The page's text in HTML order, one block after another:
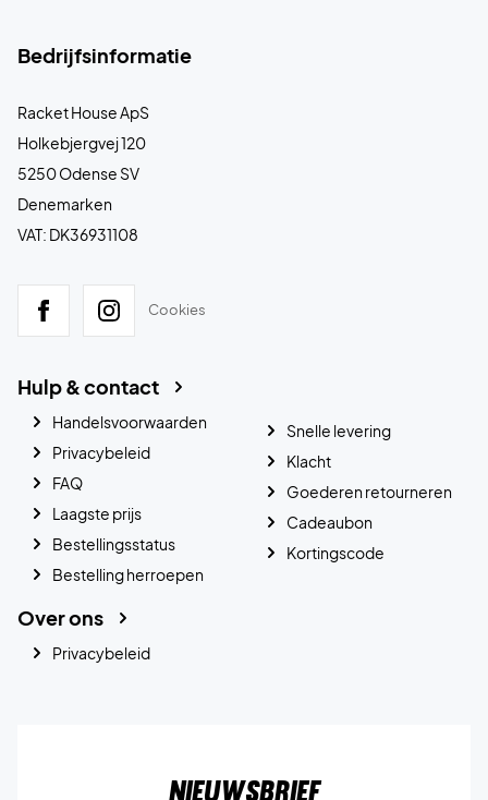
Bedrijfsinformatie
Racket House ApS
Holkebjergvej 120
5250 Odense SV
Denemarken
VAT: DK36931108
Cookies
Hulp & contact
Handelsvoorwaarden
Privacybeleid
FAQ
Laagste prijs
Bestellingsstatus
Bestelling herroepen
Snelle levering
Klacht
Goederen retourneren
Cadeaubon
Kortingscode
Over ons
Privacybeleid
Nieuwsbrief